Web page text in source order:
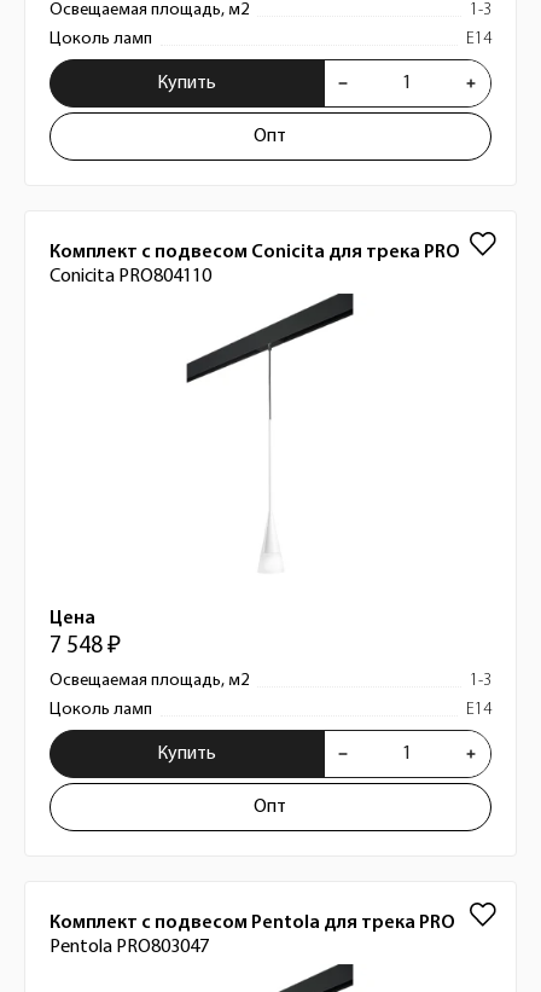
Освещаемая площадь, м2
1-3
Цоколь ламп
E14
Купить
Опт
Комплект с подвесом Conicita для трека PRO
Conicita PRO804110
Цена
7 548 ₽
Освещаемая площадь, м2
1-3
Цоколь ламп
E14
Купить
Опт
Комплект с подвесом Pentola для трека PRO
Pentola PRO803047